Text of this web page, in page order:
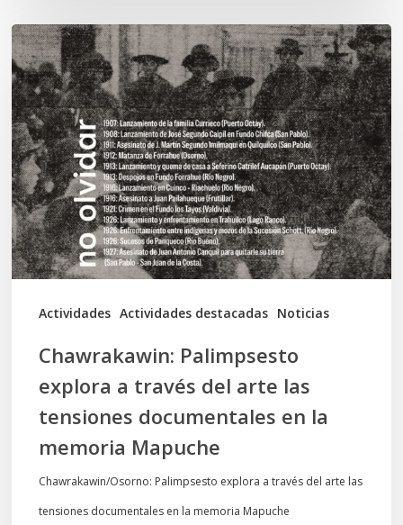
Actividades Actividades destacadas Noticias
Chawrakawin:
Palimpsesto
explora
a
través
del
arte
las
tensiones
documentales
memoria
Mapuche
Chawrakawin: Palimpsesto
explora a través del arte las
tensiones documentales en la
memoria Mapuche
Chawrakawin/Osorno: Palimpsesto explora a través del arte las
tensiones documentales en la memoria Mapuche